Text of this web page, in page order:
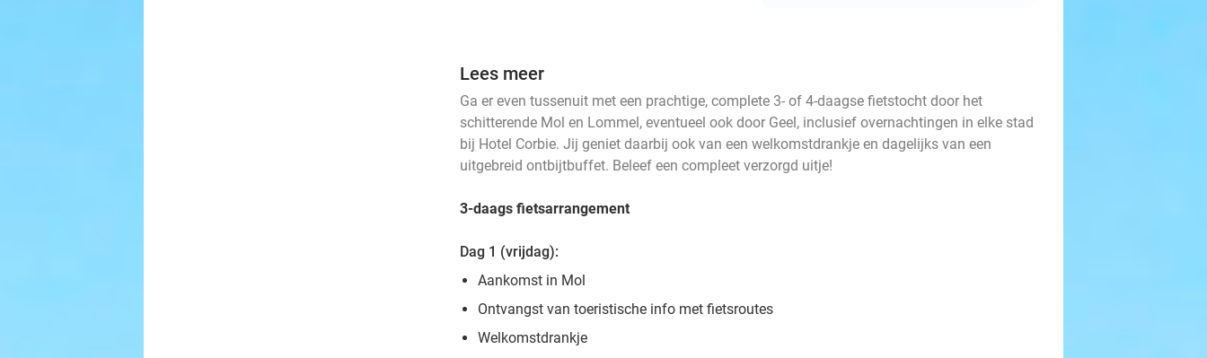
Lees meer
Ga er even tussenuit met een prachtige, complete 3- of 4-daagse fietstocht door het
schitterende Mol en Lommel, eventueel ook door Geel, inclusief overnachtingen in elke stad
bij Hotel Corbie. Jij geniet daarbij ook van een welkomstdrankje en dagelijks van een
uitgebreid ontbijtbuffet. Beleef een compleet verzorgd uitje!
3-daags fietsarrangement
Dag 1 (vrijdag):
Aankomst in Mol
Ontvangst van toeristische info met fietsroutes
Welkomstdrankje